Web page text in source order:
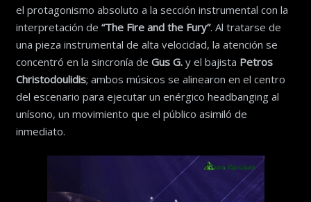
el protagonismo absoluto a la sección instrumental con la
interpretación de “The Fire and the Fury”. Al tratarse de
una pieza instrumental de alta velocidad, la atención se
concentró en la sincronía de Gus G.y el bajista Petros
Christodoulidis; ambos músicos se alinearon en el centro
del escenario para ejecutar un enérgico headbanging al
unísono, un movimiento que el público asimiló de
inmediato.